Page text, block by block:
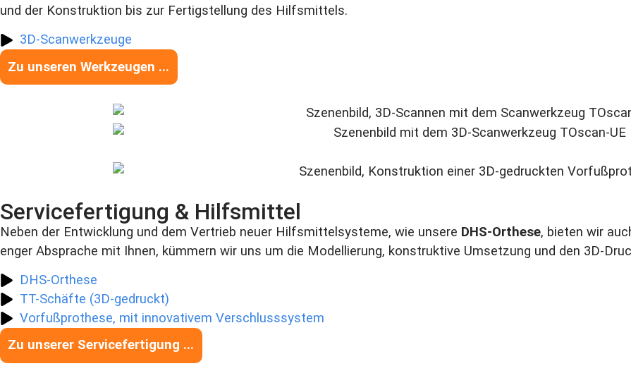
und der Konstruktion bis zur Fertigstellung des Hilfsmittels.
3D-Scanwerkzeuge
Zu unseren Werkzeugen ...
Servicefertigung & Hilfsmittel
Neben der Entwicklung und dem Vertrieb neuer Hilfsmittelsysteme, wie unsere DHS-Orthese, bieten wir
enger Absprache mit Ihnen, kümmern wir uns um die Modellierung, konstruktive Umsetzung und den 3D-
DHS-Orthese
TT-Schäfte (3D-gedruckt)
Vorfußprothese, mit innovativem Verschlusssystem
Zu unserer Servicefertigung ...